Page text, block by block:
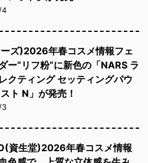
4
ズ)2026年春コスメ情報フェ
ー“リフ粉”に新色の「NARS ラ
クティング セッティングパウ
ト N」が発売！
3
資生堂)2026年春コスメ情報